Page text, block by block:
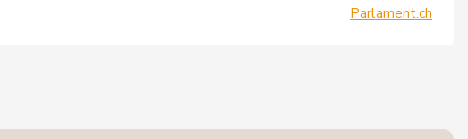
Parlament.ch